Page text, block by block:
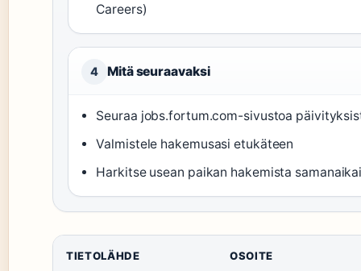
Careers)
4 Mitä seuraavaksi
Seuraa jobs.fortum.com-sivustoa
Valmistele hakemusasi etukäteen
Harkitse usean paikan hakemista
TIETOLÄHDE OSOITE